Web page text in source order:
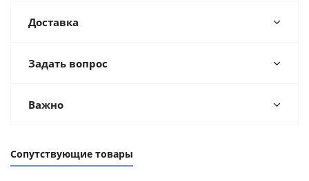
Доставка
Задать вопрос
Важно
Сопутствующие товары